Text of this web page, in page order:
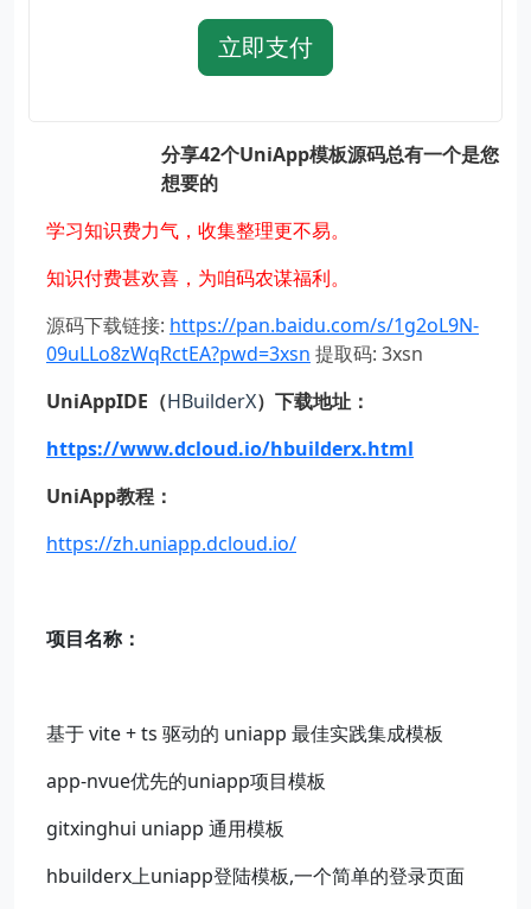
立即支付
分享42个UniApp模板源码总有一个是您
想要的
学习知识费力气，收集整理更不易。
知识付费甚欢喜，为咱码农谋福利。
源码下载链接: https://pan.baidu.com/s/1g2oL9N-
09uLLo8zWqRctEA?pwd=3xsn 提取码: 3xsn
UniAppIDE （HBuilderX）下载地址：
https://www.dcloud.io/hbuilderx.html
UniApp教程：
https://zh.uniapp.dcloud.io/
项目名称：
基于 vite + ts 驱动的 uniapp 最佳实践集成模板
app-nvue优先的uniapp项目模板
gitxinghui uniapp 通用模板
hbuilderx上uniapp登陆模板,一个简单的登录页面